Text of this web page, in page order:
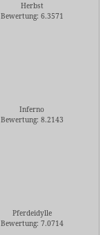
Herbst
Bewertung: 6.3571
Inferno
Bewertung: 8.2143
Pferdeidylle
Bewertung: 7.0714